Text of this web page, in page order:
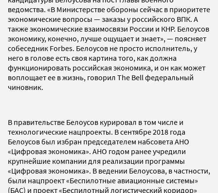
ведомства. «В Министерстве обороны сейчас в приоритете
экономические вопросы — заказы у российского ВПК. А
также экономические взаимосвязи России и КНР. Белоусов
экономику, конечно, лучше ощущает и знает», — поясняет
собеседник Forbes. Белоусов не просто исполнитель, у
него в голове есть своя картина того, как должна
функционировать российская экономика, и он как может
воплощает ее в жизнь, говорил The Bell федеральный
чиновник.
В правительстве Белоусов курировал в том числе и
технологические нацпроекты. В сентябре 2018 года
Белоусов был избран председателем набсовета АНО
«Цифровая экономика». АНО годом ранее учредили
крупнейшие компании для реализации программы
«Цифровая экономика». В ведении Белоусова, в частности,
были нацпроект «Беспилотные авиационные системы»
(БАС) и проект «Беспилотный логистический коридор»